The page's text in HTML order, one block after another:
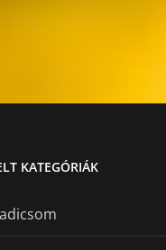
KATEGÓRIÁK